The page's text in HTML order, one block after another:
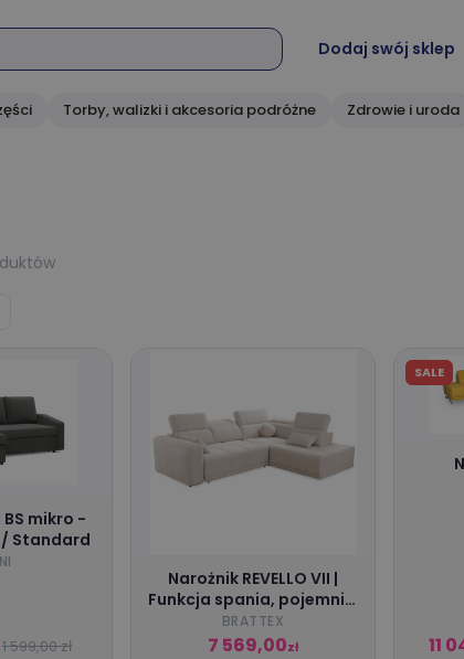
Dodaj swój sklep
Torby, walizki i akcesoria podróżne Zdrowie i uroda
BS mikro -
/ Standard
1 599,00 zł
Narożnik REVELLO VII |
Funkcja spania, pojemnik,
regulowane zagłówki i
oparcia | Kolor do wyboru
BRATTEX
7 569,00zł
SALE
11